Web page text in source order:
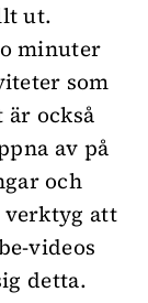
ut.
minuter
som
också
av på
och
att
videos
detta.